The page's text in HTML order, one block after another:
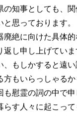
の知事としても、
思っております。
絶に向けた具体的
返し申し上げてい
、もしかすると遠
方もいらっしゃる
慰霊の詞の中で申
らす人々に起こっ